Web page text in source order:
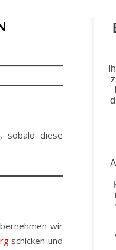
sobald diese
wir
schicken und